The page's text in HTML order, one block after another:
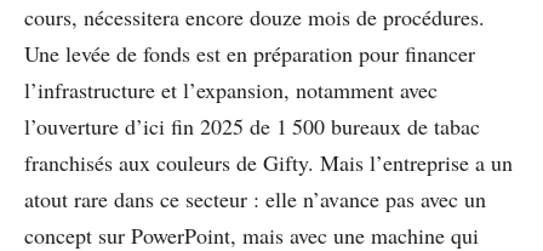
cours, nécessitera encore douze mois de procédures.
Une levée de fonds est en préparation pour financer
l’infrastructure et l’expansion, notamment avec
l’ouverture d’ici fin 2025 de 1 500 bureaux de tabac
franchisés aux couleurs de Gifty. Mais l’entreprise a un
atout rare dans ce secteur : elle n’avance pas avec un
concept sur PowerPoint, mais avec une machine qui